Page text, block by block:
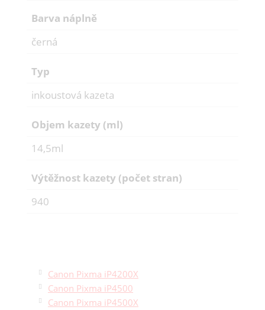
Barva náplně
černá
Typ
inkoustová kazeta
Objem kazety (ml)
14,5ml
Výtěžnost kazety (počet stran)
940
Canon Pixma iP4200X
Canon Pixma iP4500
Canon Pixma iP4500X